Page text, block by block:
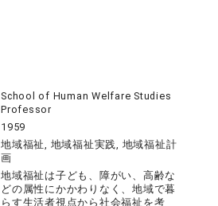
School of Human Welfare Studies
Professor
1959
地域福祉, 地域福祉実践, 地域福祉計
画
地域福祉は子ども、障がい、高齢な
どの属性にかかわりなく、地域で暮
らす生活者視点から社会福祉を考